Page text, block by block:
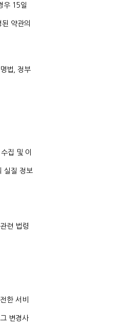
우 15일
약관의
법, 정부
집 및 이
실질 정보
련 법령
한 서비
변경사